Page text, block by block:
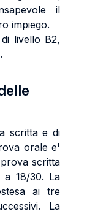
il
impiego.
livello B2,
scritta e di
orale e'
scritta
a 18/30. La
ai tre
La